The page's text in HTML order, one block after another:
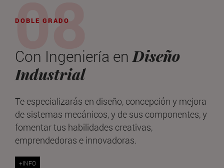
DOBLE GRADO
Con Ingeniería enDiseño
Industrial
Te especializarás en diseño, concepción y mejora
de sistemas mecánicos, y de sus componentes, y
fomentar tus habilidades creativas,
emprendedoras e innovadoras.
+INFO